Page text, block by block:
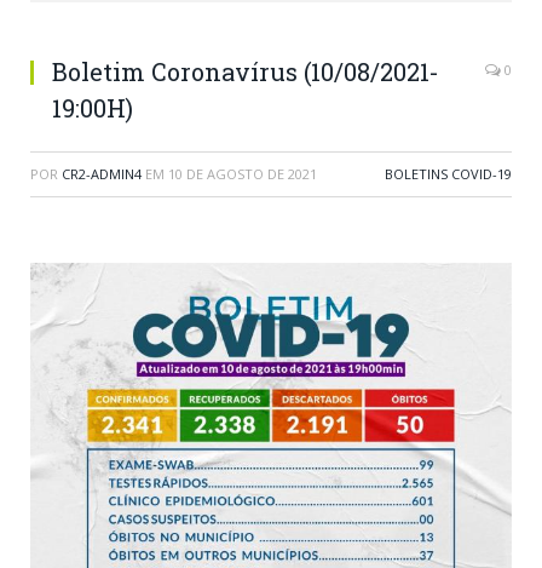
Boletim Coronavírus (10/08/2021-
19:00H)
0
POR CR2-ADMIN4 EM 10 DE AGOSTO DE 2021 BOLETINS COVID-19